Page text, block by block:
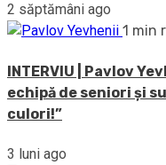
2 săptămâni ago
1 min
INTERVIU | Pavlov
echipă de seniori și
culori!”
3 luni ago